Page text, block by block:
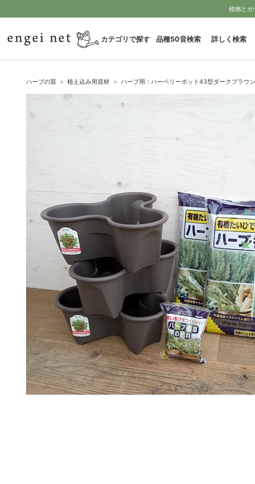
植物とガ
カテゴリで探す 品種50音検索 詳しく検索
ハーブの苗 植え込み用資材 ハーブ用：ハーベリーポット43型ダークブラウ